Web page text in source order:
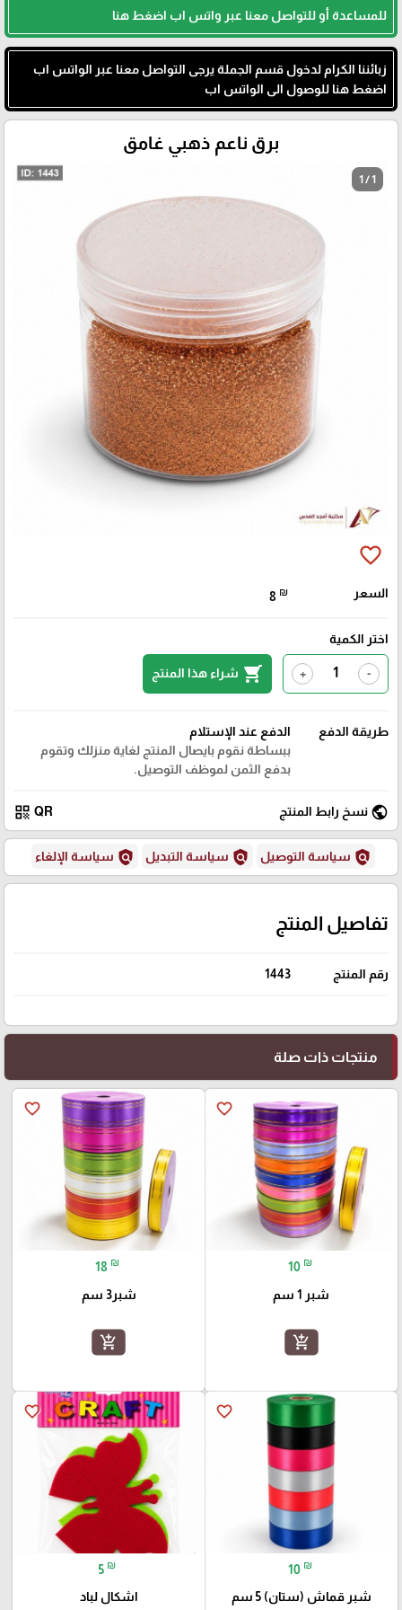
للمساعدة أو للتواصل معنا عبر واتس اب اضغط هنا
زبائننا الكرام لدخول قسم الجملة يرجى التواصل معنا عبر الواتس اب
اضغط هنا للوصول الى الواتس اب
برق ناعم ذهبي غامق
1 / 1
favorite_border
السعر 8 ₪
اختر الكمية
-
+
shopping_cart شراء هذا المنتج
طريقة الدفع
الدفع عند الإستلام
ببساطة نقوم بايصال المنتج لغاية منزلك وتقوم
بدفع الثمن لموظف التوصيل.
public نسخ رابط المنتج QR
qr_code
policy سياسة التوصيل policy سياسة التبديل policy سياسة الإلغاء
تفاصيل المنتج
رقم المنتج 1443
منتجات ذات صلة
favorite_border
10 ₪
شبر 1 سم
add_shopping_cart
favorite_border
18 ₪
شبر3 سم
add_shopping_cart
favorite_border
10 ₪
شبر قماش (ستان) 5 سم
favorite_border
5 ₪
اشكال لباد